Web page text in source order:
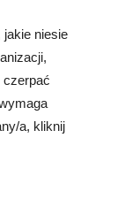
niesie
czerpać
a, kliknij